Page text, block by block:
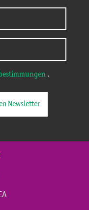
.
Newsletter